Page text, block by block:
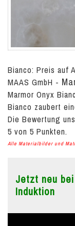
Bianco: Preis auf
MAAS GmbH -
Marmor Onyx
Bianco zaubert
Die Bewertung
5 von 5 Punkten.
Alle Materialbilder und
Jetzt neu
Induktion